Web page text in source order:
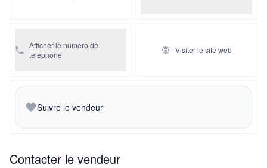
Afficher le numero de
telephone
Visiter le site web
Suivre le vendeur
Contacter le vendeur